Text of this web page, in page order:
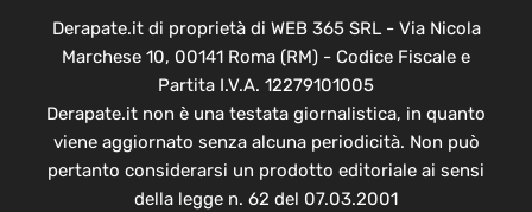
Derapate.it di proprietà di WEB 365 SRL - Via Nicola
Marchese 10, 00141 Roma (RM) - Codice Fiscale e
Partita I.V.A. 12279101005
Derapate.it non è una testata giornalistica, in quanto
viene aggiornato senza alcuna periodicità. Non può
pertanto considerarsi un prodotto editoriale ai sensi
della legge n. 62 del 07.03.2001